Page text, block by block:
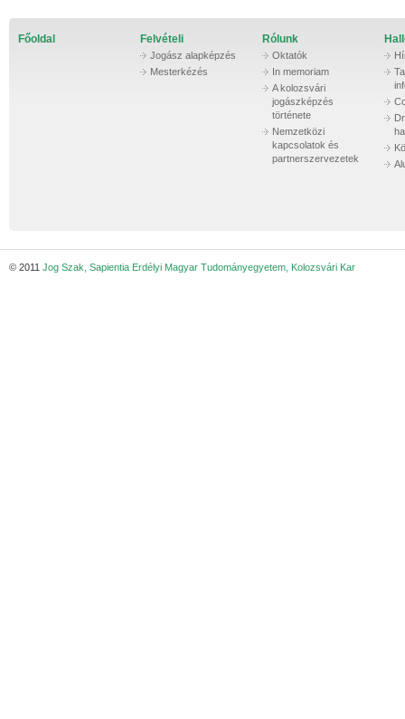
Főoldal Felvételi
Jogász alapképzés
Mesterkézés
Rólunk
Oktatók
In memoriam
A kolozsvári
jogászképzés
története
Nemzetközi
kapcsolatok és
partnerszervezetek
© 2011 Jog Szak, Sapientia Erdélyi Magyar Tudományegyetem, Kolozsvári Kar